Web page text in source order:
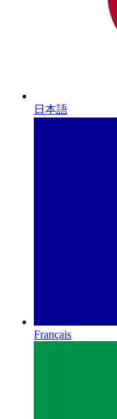
日本語
Français